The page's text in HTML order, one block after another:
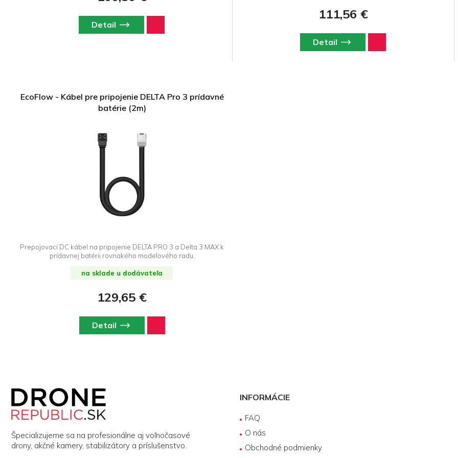
Detail
111,56 €
Detail
EcoFlow - Kábel pre pripojenie DELTA Pro 3 prídavné
batérie (2m)
Prepojovací DC kábel na pripojenie DELTA PRO 3 a Delta 3 MAX k
prídavnej batérii rovnakého modelového radu.
na sklade u dodávateľa
129,65 €
Detail
Špecializujeme sa na profesionálne aj voľnočasové
drony, akčné kamery, stabilizátory a príslušenstvo.
INFORMÁCIE
FAQ
O nás
Obchodné podmienky